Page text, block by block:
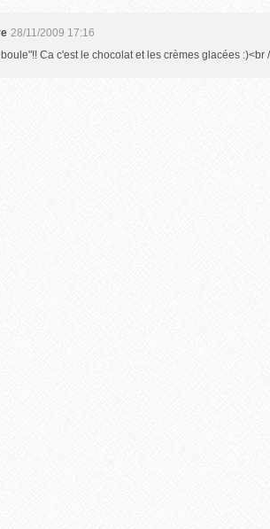
28/11/2009 17:16
Ca c'est le chocolat et les crèmes glacées :)<br